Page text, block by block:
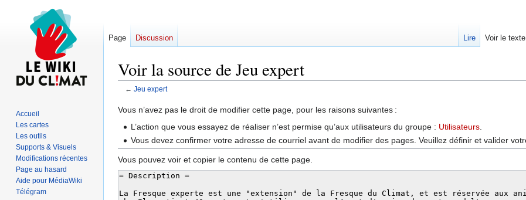
Voir la source de Jeu expert
← Jeu expert
Aller
navigation
Aller
recherche
Vous n’avez pas le droit de modifier cette page, pour les raisons suivantes :
L’action que vous essayez de réaliser n’est permise qu’aux utilisateurs du groupe : Utilisateurs
Vous devez confirmer votre adresse de courriel avant de modifier des pages. Veuillez définir et valider
Vous pouvez voir et copier le contenu de cette page.
Page Discussion Lire Voir le
Accueil
Les cartes
Les outils
Supports & Visuels
Modifications récentes
Page au hasard
Aide pour MédiaWiki
Télégram